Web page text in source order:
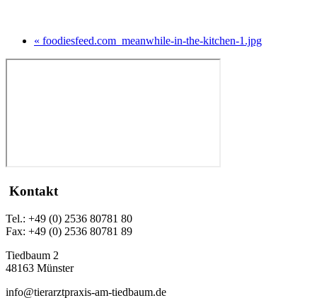
« foodiesfeed.com_meanwhile-in-the-kitchen-1.jpg
Kontakt
Tel.: +49 (0) 2536 80781 80
Fax: +49 (0) 2536 80781 89
Tiedbaum 2
48163 Münster
info@tierarztpraxis-am-tiedbaum.de